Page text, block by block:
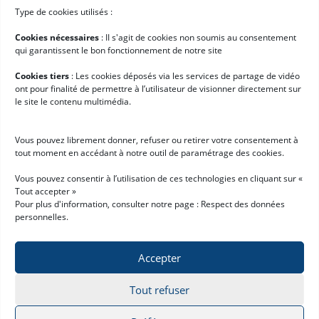
Type de cookies utilisés :
Cookies nécessaires : II s'agit de cookies non soumis au consentement
qui garantissent le bon fonctionnement de notre site
Cookies tiers : Les cookies déposés via les services de partage de vidéo
ont pour finalité de permettre à l’utilisateur de visionner directement sur
le site le contenu multimédia.
Vous pouvez librement donner, refuser ou retirer votre consentement à
tout moment en accédant à notre outil de paramétrage des cookies.
Vous pouvez consentir à l’utilisation de ces technologies en cliquant sur «
Tout accepter »
Pour plus d'information, consulter notre page : Respect des données
personnelles.
Accepter
Tout refuser
Appointment Scheduling
Entreprise
Cas clients
Actualités
Demande de démo
Mentions légales
Respect des données personnelles